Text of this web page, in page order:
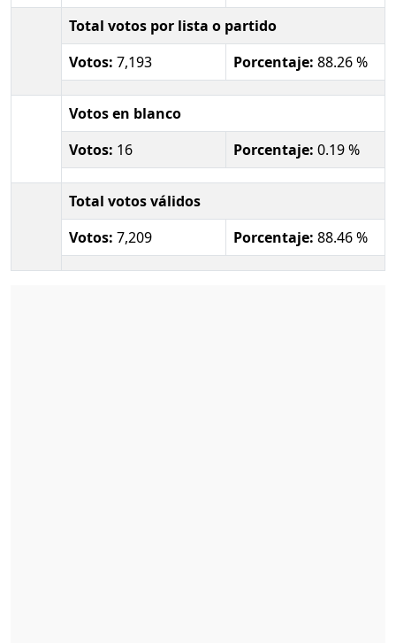
Total votos por lista o partido
Votos: 7,193 Porcentaje: 88.26 %
Votos en blanco
Votos: 16 Porcentaje: 0.19 %
Total votos válidos
Votos: 7,209 Porcentaje: 88.46 %